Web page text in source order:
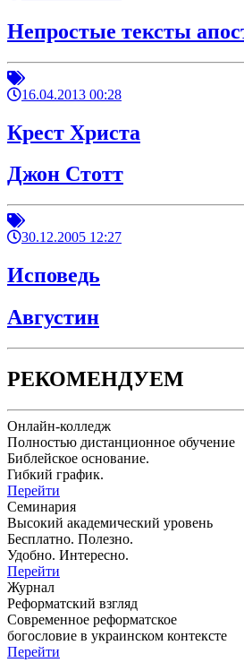
Непростые тексты
16.04.2013 00:28
Крест Христа
Джон Стотт
30.12.2005 12:27
Исповедь
Августин
РЕКОМЕНДУЕМ
Онлайн-колледж
Полностью дистанционное обучение
Библейское основание.
Гибкий график.
Перейти
Семинария
Высокий академический уровень
Бесплатно. Полезно.
Удобно. Интересно.
Перейти
Журнал
Реформатский взгляд
Современное реформатское
богословие в украинском контексте
Перейти